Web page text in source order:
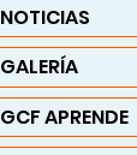
NOTICIAS
GALERÍA
GCF APRENDE